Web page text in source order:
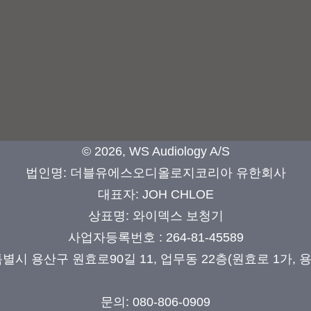
© 2026, WS Audiology A/S
법인명: 더블유에스오디올로지코리아 유한회사
대표자: JOH CHLOE
상표명: 와이덱스 보청기
사업자등록번호 : 264-81-45589
시 용산구 원효로90길 11, 업무동 22층(원효로 1가,
문의: 080-806-0909